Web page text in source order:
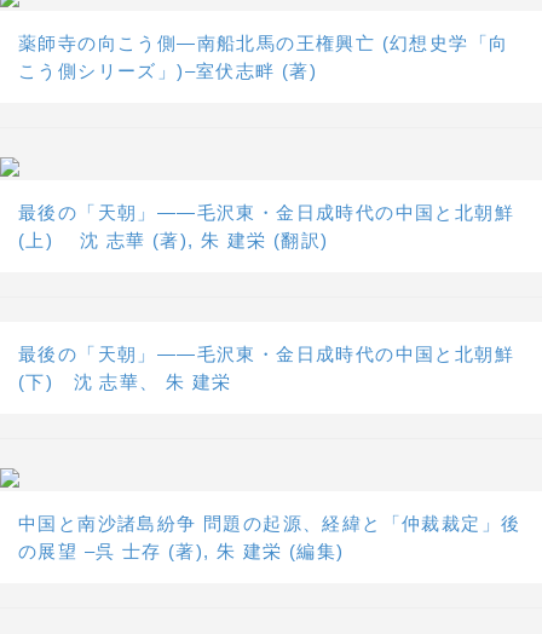
薬師寺の向こう側―南船北馬の王権興亡 (幻想史学「向
こう側シリーズ」)–室伏志畔 (著)
最後の「天朝」――毛沢東・金日成時代の中国と北朝鮮
(上) 沈 志華 (著), 朱 建栄 (翻訳)
最後の「天朝」――毛沢東・金日成時代の中国と北朝鮮
(下) 沈 志華、 朱 建栄
中国と南沙諸島紛争 問題の起源、経緯と「仲裁裁定」後
の展望 –呉 士存 (著), 朱 建栄 (編集)